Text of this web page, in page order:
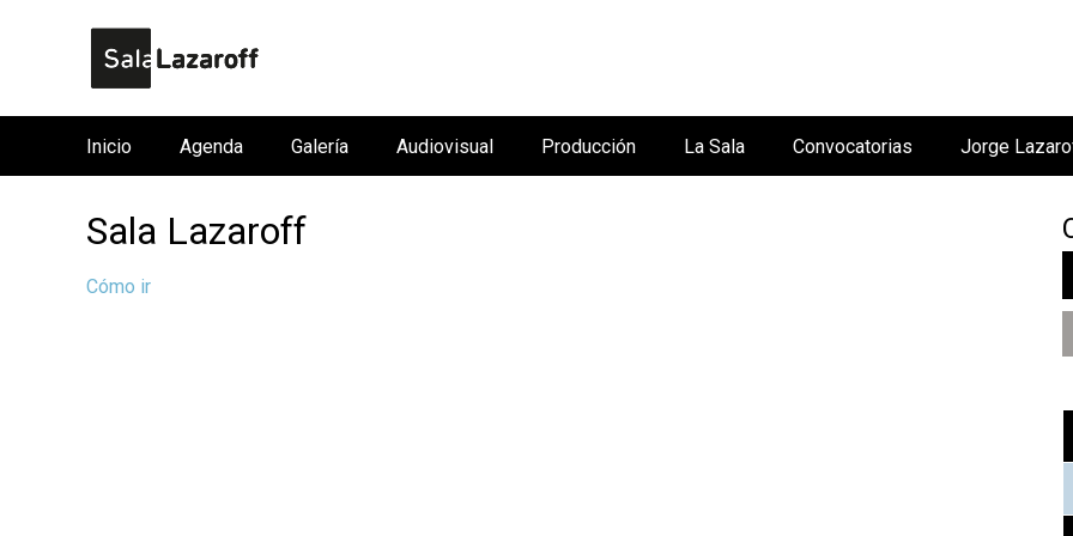
Sala Lazaroff
Cómo ir
n
p
Inicio Agenda Galería Audiovisual Producción La Sala Convocatorias Jorge